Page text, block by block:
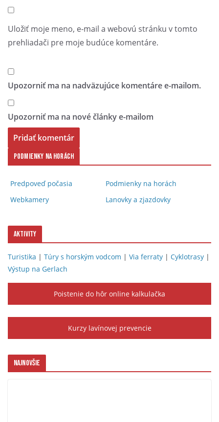
Uložiť moje meno, e-mail a webovú stránku v tomto
prehliadači pre moje budúce komentáre.
Upozorniť ma na nadväzujúce komentáre e-mailom.
Upozorniť ma na nové články e-mailom
Podmienky na horách
Predpoveď počasia
Webkamery
Podmienky na horách
Lanovky a zjazdovky
Aktivity
Turistika | Túry s horským vodcom | Via ferraty | Cyklotrasy |
Výstup na Gerlach
Poistenie do hôr online kalkulačka
Kurzy lavínovej prevencie
Najnovšie